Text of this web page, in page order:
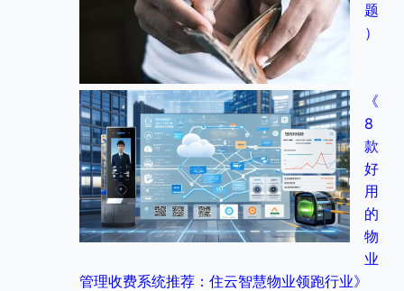
题
）
《
8
款
好
用
的
物
业
管理收费系统推荐：住云智慧物业领跑行业》